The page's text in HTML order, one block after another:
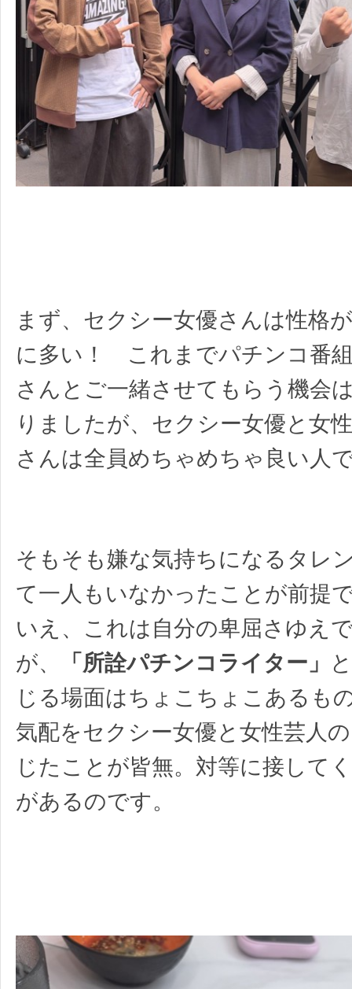
まず、セクシー女優さんは性格
に多い！ これまでパチンコ番
さんとご一緒させてもらう機会
りましたが、セクシー女優と女
さんは全員めちゃめちゃ良い人
そもそも嫌な気持ちになるタレ
て一人もいなかったことが前提
いえ、これは自分の卑屈さゆえ
が、
「所詮パチンコライター」
じる場面はちょこちょこあるも
気配をセクシー女優と女性芸人
じたことが皆無。対等に接して
があるのです。